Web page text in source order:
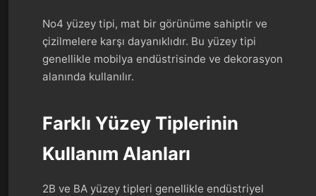
No4 yüzey tipi, mat bir görünüme sahiptir ve
çizilmelere karşı dayanıklıdır. Bu yüzey tipi
genellikle mobilya endüstrisinde ve dekorasyon
alanında kullanılır.
Farklı Yüzey Tiplerinin
Kullanım Alanları
2B ve BA yüzey tipleri genellikle endüstriyel